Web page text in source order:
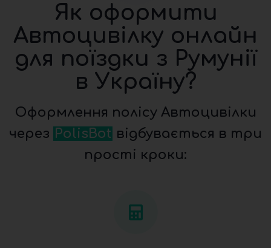
Як оформити
Автоцивілку онлайн
для поїздки з Румунії
в Україну?
Оформлення полісу Автоцивілки
через PolisBot відбувається в три
прості кроки: